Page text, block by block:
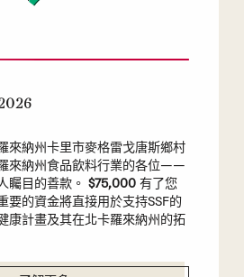
來納州卡里市麥格雷戈唐斯鄉村
來納州食品飲料行業的各位——
矚目的善款。 $75,000 有了您
要的資金將直接用於支持SSF的
康計畫及其在北卡羅來納州的拓